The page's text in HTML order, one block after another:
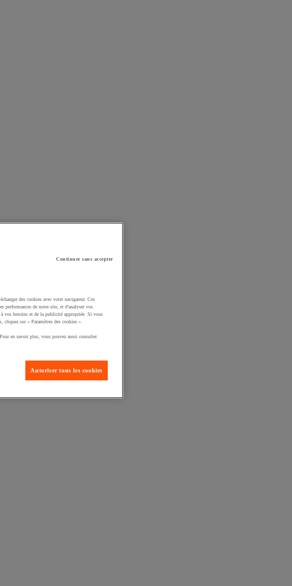
Continuer sans accepter
des cookies avec votre navigateur. Ces
performances de notre site, et d'analyser vos
à vos besoins et de la publicité appropriée. Si vous
sur « Paramètres des cookies ».
en savoir plus, vous pouvez aussi consulter
Autoriser tous les cookies